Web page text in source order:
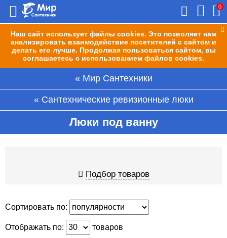
Наш сайт использует файлы cookies. Это позволяет нам
анализировать взаимодействие посетителей с сайтом и
делать его лучше. Продолжая пользоваться сайтом, вы
соглашаетесь с использованием файлов cookies.
0
Мир Сантехники
Сантехнические ревизионные люки
Люки под ванну
Подбор товаров
Сортировать по:
Отображать по:
товаров